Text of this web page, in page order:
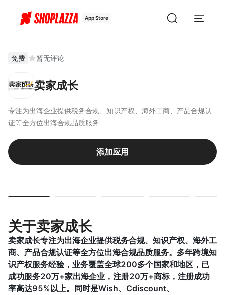
App Store
免费 暂无评论
卖家成长
专注为出海企业提供税务合规、知识产权、海外工商、产品合规认
证等全方位出海合规品质服务
添加应用
关于卖家成长
卖家成长专注为出海企业提供税务合规、知识产权、海外工
商、产品合规认证等全方位出海合规品质服务。多年跨境知
识产权服务经验，业务覆盖全球200多个国家和地区，已
成功服务20万+家出海企业，注册20万+商标，注册成功
率高达95%以上。同时是Wish、Cdiscount、